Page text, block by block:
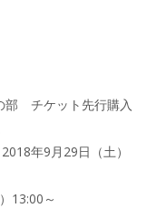
チケット先行購入
年9月29日（土）
13:00～